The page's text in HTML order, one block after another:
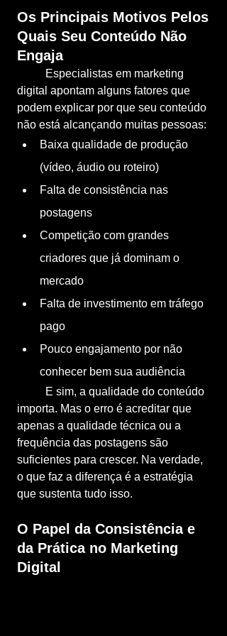
Os Principais Motivos Pelos
Quais Seu Conteúdo Não
Engaja
digital apontam alguns fatores que
podem explicar por que seu conteúdo
não está alcançando muitas pessoas:
Baixa qualidade de produção
(vídeo, áudio ou roteiro)
Falta de consistência nas
postagens
Competição com grandes
criadores que já dominam o
mercado
Falta de investimento em tráfego
pago
Pouco engajamento por não
conhecer bem sua audiência
importa. Mas o erro é acreditar que
apenas a qualidade técnica ou a
frequência das postagens são
suficientes para crescer. Na verdade,
o que faz a diferença é a estratégia
que sustenta tudo isso.
O Papel da Consistência e
da Prática no Marketing
Digital